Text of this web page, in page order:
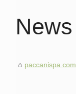
News
paccanispa.com